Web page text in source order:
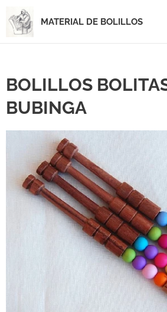
MATERIAL DE BOLILLOS
BOLILLOS
BUBINGA